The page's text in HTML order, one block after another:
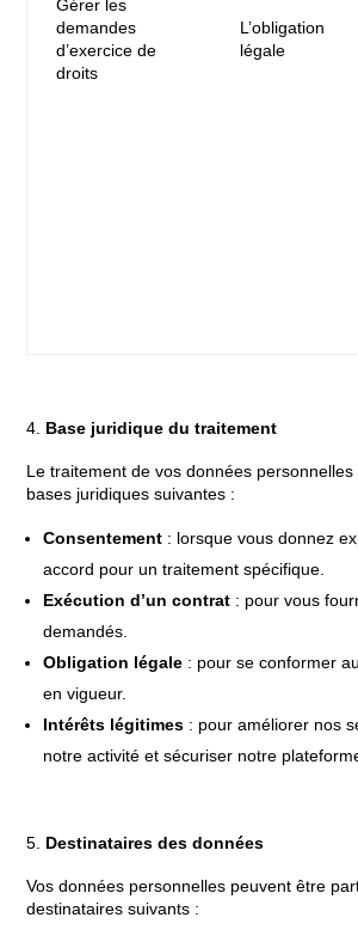
Gérer les
demandes
d’exercice de
droits
L’obligation
légale
Base juridique du traitement
Le traitement de vos données
bases juridiques suivantes :
Consentement : lorsque vous donnez
accord pour un traitement spécifique.
Exécution d’un contrat : pour vous
demandés.
Obligation légale : pour se conformer
en vigueur.
Intérêts légitimes : pour améliorer nos
notre activité et sécuriser notre
Destinataires des données
Vos données personnelles peuvent être
destinataires suivants :